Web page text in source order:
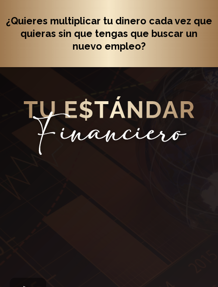
¿Quieres multiplicar tu dinero cada vez que
quieras sin que tengas que buscar un
nuevo empleo?